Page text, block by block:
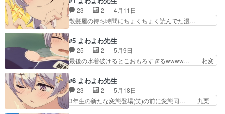
なエロ写真部に入りたい(笑)雪下… 最近漫画もち
ょいちょいアプリで見始めたぜ… 雪下さんが阿比
倉くんを元気付けようとして… プール事故起こり
すぎで草。生徒に引かれる… 夏祭りの様子はドラ
マチックだったのに恋愛…
23 2
4月11日
散髪屋の待ち時間にちょくちょく読んでた漫…
分の苦手な、主人公がモノローグで全部説… 単な
るドジで気弱なエロエロ先生だな。最後… もちろ
ん超よわよわverで見ましたよ。期… 実はロリ巨
乳だと思ってました。背高いし手… 数年前に少し
わよわっぷりが可愛すぎて堪… マガジンのエロア
ニメね。男子高校生にあの… 一生懸命で努力家だ
から、めっちゃ守りたく…
#5 よわよわ先生
25 2
5月9日
最後の水着破けるとこおもろすぎるwwww… 相変
ロビキニ勉強法は伝説になっていい。… 姉と先生
とおデート、行きたい。水着売り場… 超よわよわ
ver.５話乳首出してるだけで… ・朱美が毎回ヤバ
い。この阿比倉くんのお姉… 毎回お姉ちゃんに洗
#6 よわよわ先生
23 2
5月18日
3年生の新たな変態登場(笑)の前に変態同… 九栗